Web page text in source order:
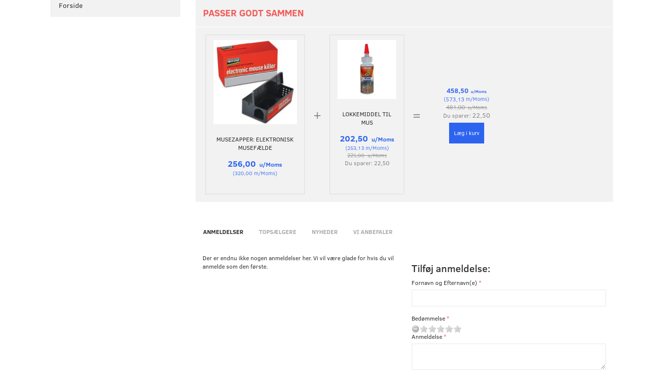
Forside
PASSER GODT SAMMEN
MUSEZAPPER: ELEKTRONISK
MUSEFÆLDE
256,00 u/Moms
(320,00 m/Moms)
+
LOKKEMIDDEL TIL
MUS
202,50 u/Moms
(253,13m/Moms)
225,00u/Moms
Du sparer: 22,50
=
458,50 u/Moms
(573,13 m/Moms)
481,00u/Moms
Du sparer: 22,50
Læg i kurv
ANMELDELSER TOPSÆLGERE NYHEDER VI ANBEFALER
Der er endnu ikke nogen anmeldelser her. Vi vil være glade for hvis du vil
anmelde som den første.
Tilføj anmeldelse:
Fornavn og Efternavn(e)
Bedømmelse
Anmeldelse